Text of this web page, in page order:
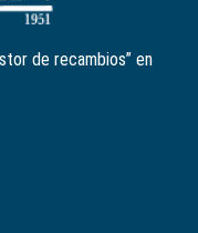
precio
de recambios” en